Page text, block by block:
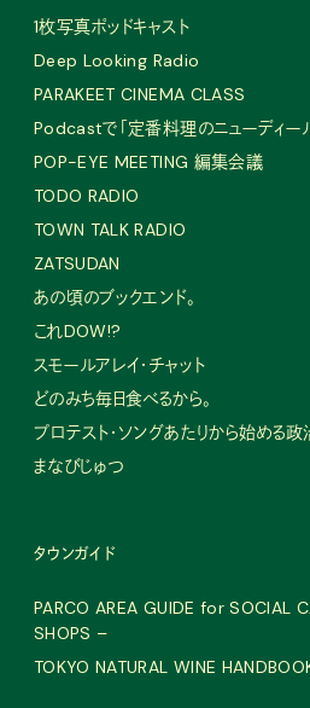
1枚写真ポッドキャスト
Deep Looking Radio
PARAKEET CINEMA CLASS
Podcastで「定番料理のニューディール
POP-EYE MEETING 編集会議
TODO RADIO
TOWN TALK RADIO
ZATSUDAN
あの頃のブックエンド。
これDOW!?
スモールアレイ・チャット
どのみち毎日食べるから。
プロテスト・ソングあたりから始める
まなびじゅつ
タウンガイド
PARCO AREA GUIDE for SOCIAL
SHOPS –
TOKYO NATURAL WINE